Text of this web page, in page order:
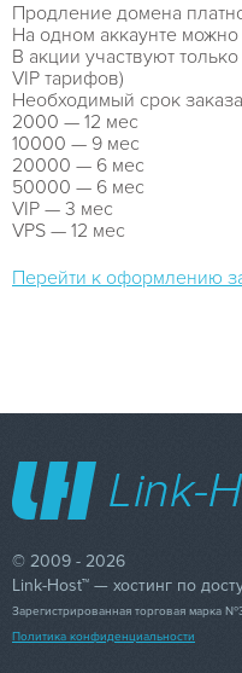
Продление домена
На одном аккаунте
В акции участвуют
VIP тарифов)
Необходимый срок
2000 — 12 мес
10000 — 9 мес
20000 — 6 мес
50000 — 6 мес
VIP — 3 мес
VPS — 12 мес
Перейти к оформлению
© 2009 - 2026
Link-Host™ — хостинг по
Зарегистрированная торговая марка
Политика конфиденциальности
89